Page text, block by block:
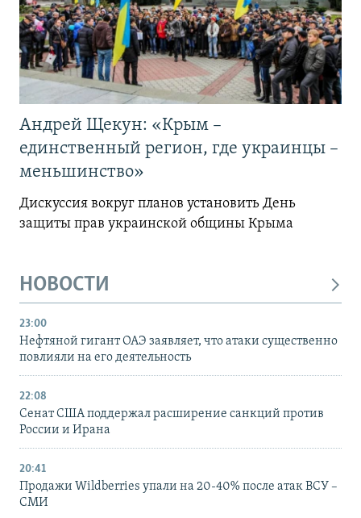
Андрей Щекун: «Крым –
единственный регион, где украинцы –
меньшинство»
Дискуссия вокруг планов установить День
защиты прав украинской общины Крыма
НОВОСТИ
23:00
Нефтяной гигант ОАЭ заявляет, что атаки существенно
повлияли на его деятельность
22:08
Сенат США поддержал расширение санкций против
России и Ирана
20:41
Продажи Wildberries упали на 20-40% после атак ВСУ –
СМИ